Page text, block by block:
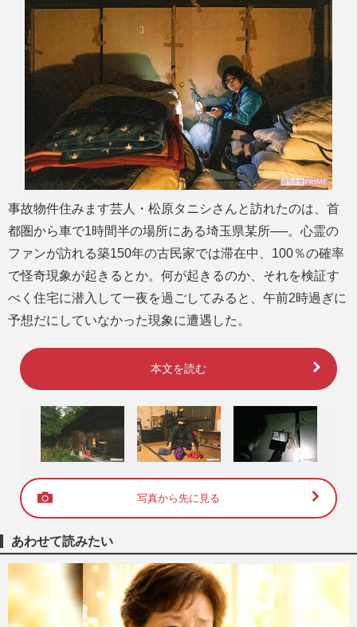
u
事故物件住みます芸人・松原タニシさんと訪れたのは、首
都圏から車で1時間半の場所にある埼玉県某所──。心霊の
ファンが訪れる築150年の古民家では滞在中、100％の確率
で怪奇現象が起きるとか。何が起きるのか、それを検証す
べく住宅に潜入して一夜を過ごしてみると、午前2時過ぎに
予想だにしていなかった現象に遭遇した。
本文を読む
写真から先に見る
あわせて読みたい